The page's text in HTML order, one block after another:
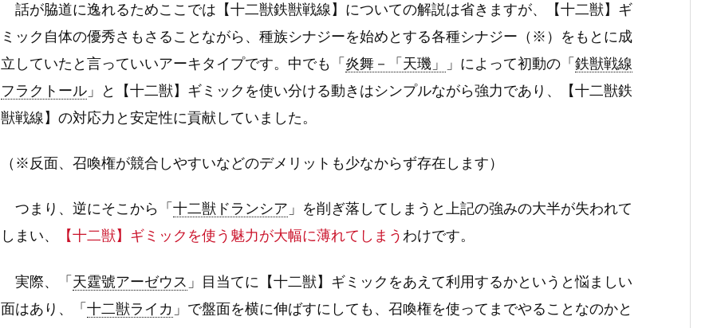
話が脇道に逸れるためここでは【十二獣鉄獣戦線】についての解説は省きますが、【十二獣】ギ
ミック自体の優秀さもさることながら、種族シナジーを始めとする各種シナジー（※）をもとに成
立していたと言っていいアーキタイプです。中でも「 炎舞－「天璣」 」によって初動の「 鉄獣戦線
フラクトール 」と【十二獣】ギミックを使い分ける動きはシンプルながら強力であり、【十二獣鉄
獣戦線】の対応力と安定性に貢献していました。
（※反面、召喚権が競合しやすいなどのデメリットも少なからず存在します）
つまり、逆にそこから「 十二獣ドランシア 」を削ぎ落してしまうと上記の強みの大半が失われて
しまい、
【十二獣】ギミックを使う魅力が大幅に薄れてしまう わけです。
実際、「 天霆號アーゼウス 」目当てに【十二獣】ギミックをあえて利用するかというと悩ましい
面はあり、「 十二獣ライカ 」で盤面を横に伸ばすにしても、召喚権を使ってまでやることなのかと